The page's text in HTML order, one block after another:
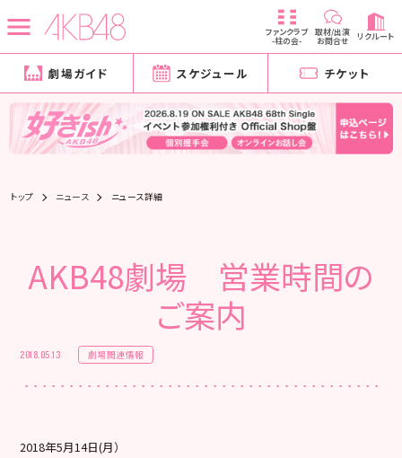
ファンクラブ
-柱の会-
取材/出演
お問合せ リクルート
劇場ガイド スケジュール チケット
トップ ニュース ニュース詳細
AKB48劇場 営業時間の
ご案内
2018.05.13 劇場関連情報
2018年5月14日(月）